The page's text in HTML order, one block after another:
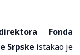
Fonda
Srpske istakao je